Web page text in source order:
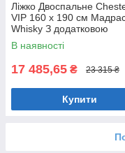
Ліжко Двоспальне
VIP 160 х 190 см
Whisky З додатковою
металевою
рамою Коричневий
В наявності
17 485,65 ₴ 23 315 ₴
Купити